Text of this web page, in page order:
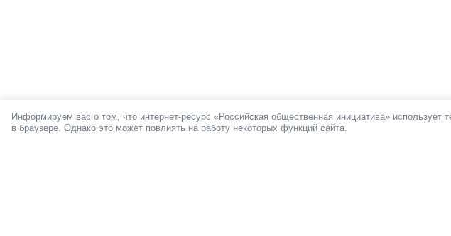
Информируем вас о том, что интернет-ресурс «Российская общественная инициатива»
в браузере. Однако это может повлиять на работу некоторых функций сайта.